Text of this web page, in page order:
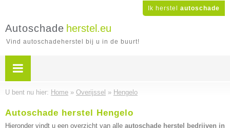
Ik herstel autoschade
Autoschade herstel.eu
Vind autoschadeherstel bij u in de buurt!
U bent nu hier: Home » Overijssel » Hengelo
Autoschade herstel Hengelo
Hieronder vindt u een overzicht van alle autoschade herstel bedrijven in